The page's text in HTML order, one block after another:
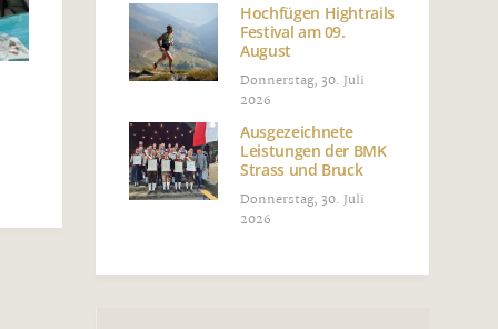
Hochfügen Hightrails
Festival am 09.
August
Donnerstag, 30. Juli
2026
Ausgezeichnete
Leistungen der BMK
Strass und Bruck
Donnerstag, 30. Juli
2026